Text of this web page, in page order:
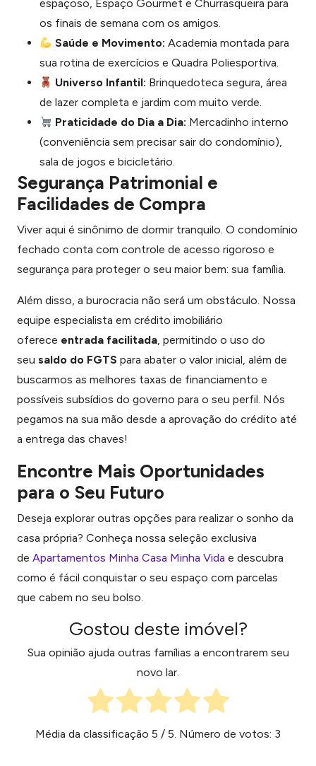
espaçoso, Espaço Gourmet e Churrasqueira para
os finais de semana com os amigos.
Saúde e Movimento: Academia montada para
sua rotina de exercícios e Quadra Poliesportiva.
Universo Infantil: Brinquedoteca segura, área
de lazer completa e jardim com muito verde.
Praticidade do Dia a Dia: Mercadinho interno
(conveniência sem precisar sair do condomínio),
sala de jogos e bicicletário.
Segurança Patrimonial e
Facilidades de Compra
Viver aqui é sinônimo de dormir tranquilo. O condomínio
fechado conta com controle de acesso rigoroso e
segurança para proteger o seu maior bem: sua família.
Além disso, a burocracia não será um obstáculo. Nossa
equipe especialista em crédito imobiliário
oferece entrada facilitada, permitindo o uso do
seu saldo do FGTS para abater o valor inicial, além de
buscarmos as melhores taxas de financiamento e
possíveis subsídios do governo para o seu perfil. Nós
pegamos na sua mão desde a aprovação do crédito até
a entrega das chaves!
Encontre Mais Oportunidades
para o Seu Futuro
Deseja explorar outras opções para realizar o sonho da
casa própria? Conheça nossa seleção exclusiva
de Apartamentos Minha Casa Minha Vida e descubra
como é fácil conquistar o seu espaço com parcelas
que cabem no seu bolso.
Gostou deste imóvel?
Sua opinião ajuda outras famílias a encontrarem seu
novo lar.
Média da classificação 5 / 5. Número de votos: 3